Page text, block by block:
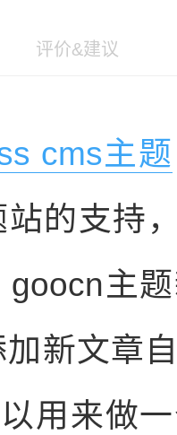
评价&建议
cms主题
的支持
主
加新文章
用来做